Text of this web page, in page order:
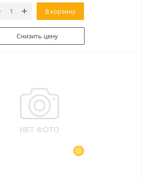
В корзину
Снизить цену